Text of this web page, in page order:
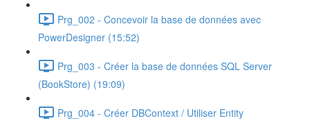
Prg_002 - Concevoir la base de données avec
PowerDesigner (15:52)
Prg_003 - Créer la base de données SQL Server
(BookStore) (19:09)
Prg_004 - Créer DBContext / Utiliser Entity